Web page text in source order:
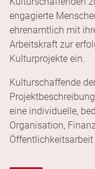
engagierte
ehrenamtlich mit
Arbeitskraft zur
Kulturprojekte ein.
Kulturschaffende
eine individuelle,
Organisation,
Öffentlichkeitsarbeit